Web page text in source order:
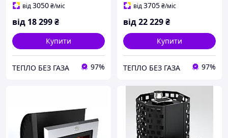
від3050₴/міс
від 18 299₴
Купити
ТЕПЛО БЕЗ ГАЗА 97%
від3705₴/міс
від22 229₴
Купити
ТЕПЛО БЕЗ ГАЗА 97%